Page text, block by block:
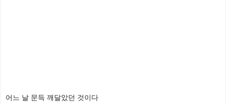
어느 날 문득 깨달았던 것이다